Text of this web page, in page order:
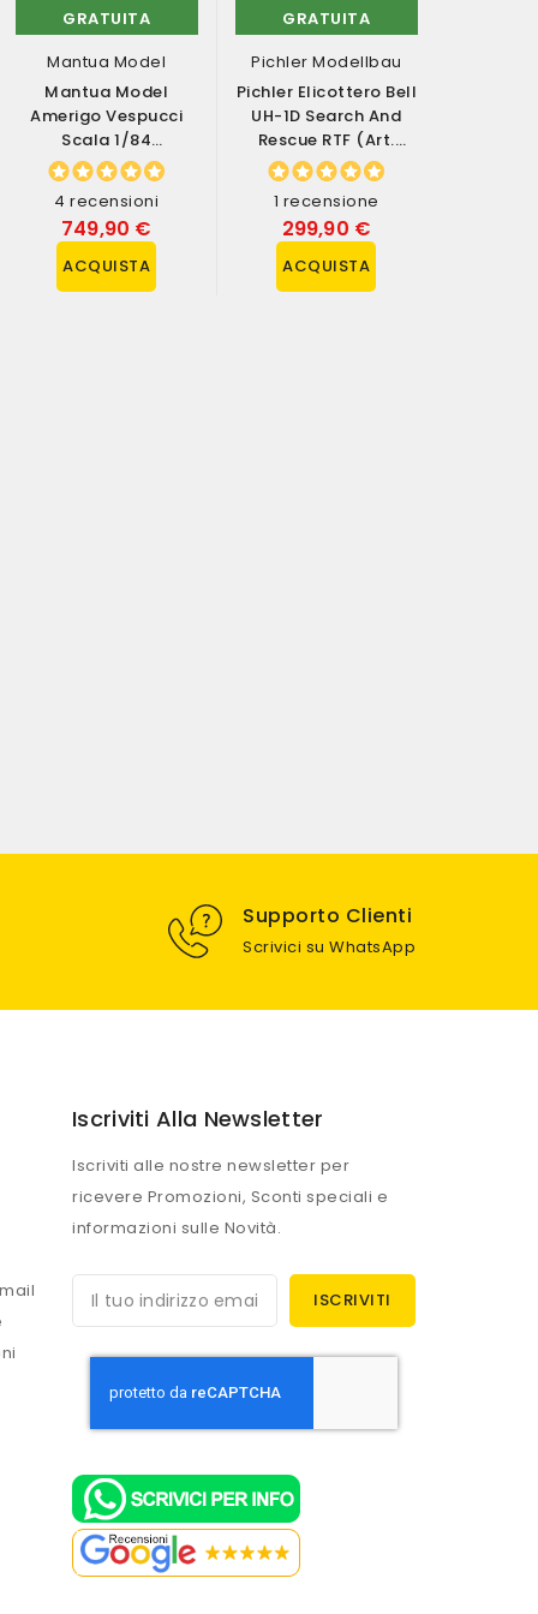
GRATUITA
Mantua Model
Mantua Model
Amerigo Vespucci
Scala 1/84
Lunghezza 1250mm
Kit Di Montaggio...
4 recensioni
749,90 €
ACQUISTA
GRATUITA
Pichler Modellbau
Pichler Elicottero Bell
UH-1D Search And
Rescue RTF (art.
15650)
1 recensione
299,90 €
ACQUISTA
Supporto Clienti
Scrivici su WhatsApp
Iscriviti Alla Newsletter
Iscriviti alle nostre newsletter per
ricevere Promozioni, Sconti speciali e
informazioni sulle Novità.